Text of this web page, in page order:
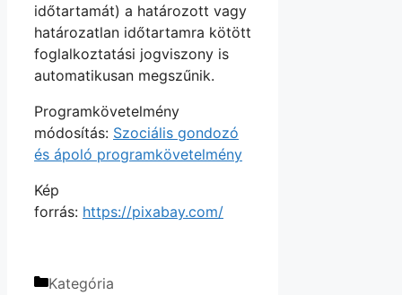
időtartamát) a határozott vagy
határozatlan időtartamra kötött
foglalkoztatási jogviszony is
automatikusan megszűnik.
Programkövetelmény
módosítás: Szociális gondozó
és ápoló programkövetelmény
Kép
forrás: https://pixabay.com/
Kategória